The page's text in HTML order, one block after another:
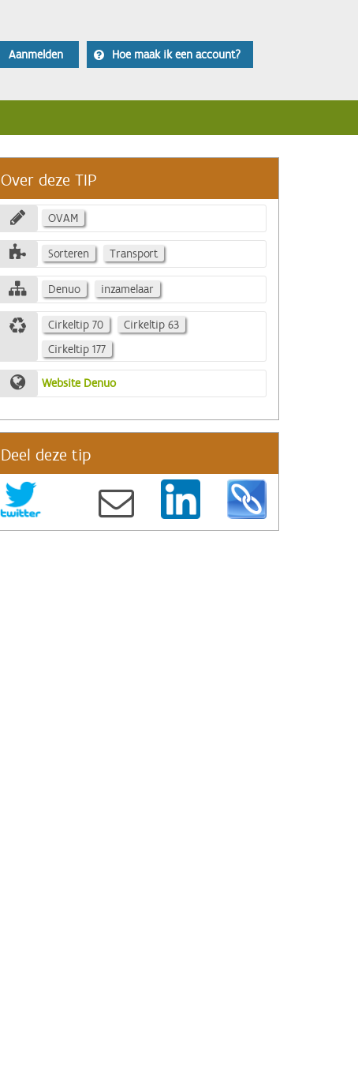
Aanmelden Hoe maak ik een account?
Over deze TIP
OVAM
Sorteren Transport
Denuo inzamelaar
Cirkeltip 70
Cirkeltip 63
Cirkeltip 177
Website Denuo
Deel deze tip